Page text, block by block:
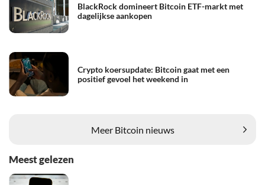
BlackRock domineert Bitcoin ETF-markt met
dagelijkse aankopen
Crypto koersupdate: Bitcoin gaat met een
positief gevoel het weekend in
Meer Bitcoin nieuws
Meest gelezen